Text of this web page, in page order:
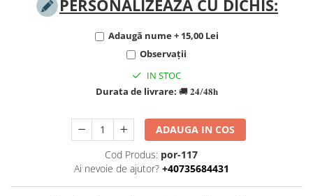
Bratari din Margele de Portelan
Bratari din Pietre Semipretioase
Bratari cu Perle Naturale
PERSONALIZEAZĂ CU DICHIS:
Adaugă nume + 15,00 Lei
Observații
IN STOC
Durata de livrare: 🚚 𝟐𝟒/𝟒𝟖𝐡
ADAUGA IN COS
Cod Produs: por-117
Ai nevoie de ajutor? +40735684431